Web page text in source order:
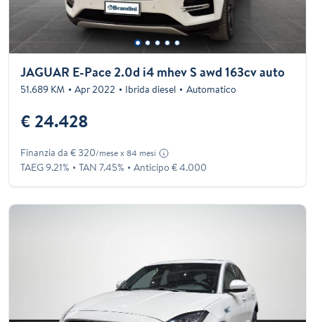
JAGUAR E-Pace 2.0d i4 mhev S awd 163cv auto
51.689 KM Apr 2022 Ibrida diesel Automatico
€ 24.428
Finanzia da € 320/mese x 84 mesi
TAEG 9.21% TAN 7.45% Anticipo € 4.000